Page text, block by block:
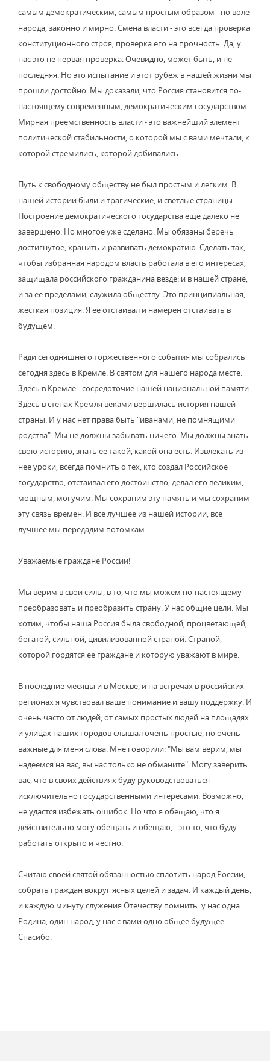
самым демократическим, самым простым образом - по воле
народа, законно и мирно. Смена власти - это всегда проверка
конституционного строя, проверка его на прочность. Да, у
нас это не первая проверка. Очевидно, может быть, и не
последняя. Но это испытание и этот рубеж в нашей жизни мы
прошли достойно. Мы доказали, что Россия становится по-
настоящему современным, демократическим государством.
Мирная преемственность власти - это важнейший элемент
политической стабильности, о которой мы с вами мечтали, к
которой стремились, которой добивались.
Путь к свободному обществу не был простым и легким. В
нашей истории были и трагические, и светлые страницы.
Построение демократического государства еще далеко не
завершено. Но многое уже сделано. Мы обязаны беречь
достигнутое, хранить и развивать демократию. Сделать так,
чтобы избранная народом власть работала в его интересах,
защищала российского гражданина везде: и в нашей стране,
и за ее пределами, служила обществу. Это принципиальная,
жесткая позиция. Я ее отстаивал и намерен отстаивать в
будущем.
Ради сегодняшнего торжественного события мы собрались
сегодня здесь в Кремле. В святом для нашего народа месте.
Здесь в Кремле - сосредоточие нашей национальной памяти.
Здесь в стенах Кремля веками вершилась история нашей
страны. И у нас нет права быть "иванами, не помнящими
родства". Мы не должны забывать ничего. Мы должны знать
свою историю, знать ее такой, какой она есть. Извлекать из
нее уроки, всегда помнить о тех, кто создал Российское
государство, отстаивал его достоинство, делал его великим,
мощным, могучим. Мы сохраним эту память и мы сохраним
эту связь времен. И все лучшее из нашей истории, все
лучшее мы передадим потомкам.
Уважаемые граждане России!
Мы верим в свои силы, в то, что мы можем по-настоящему
преобразовать и преобразить страну. У нас общие цели. Мы
хотим, чтобы наша Россия была свободной, процветающей,
богатой, сильной, цивилизованной страной. Страной,
которой гордятся ее граждане и которую уважают в мире.
В последние месяцы и в Москве, и на встречах в российских
регионах я чувствовал ваше понимание и вашу поддержку. И
очень часто от людей, от самых простых людей на площадях
и улицах наших городов слышал очень простые, но очень
важные для меня слова. Мне говорили: "Мы вам верим, мы
надеемся на вас, вы нас только не обманите". Могу заверить
вас, что в своих действиях буду руководствоваться
исключительно государственными интересами. Возможно,
не удастся избежать ошибок. Но что я обещаю, что я
действительно могу обещать и обещаю, - это то, что буду
работать открыто и честно.
Считаю своей святой обязанностью сплотить народ России,
собрать граждан вокруг ясных целей и задач. И каждый день,
и каждую минуту служения Отечеству помнить: у нас одна
Родина, один народ, у нас с вами одно общее будущее.
Спасибо.